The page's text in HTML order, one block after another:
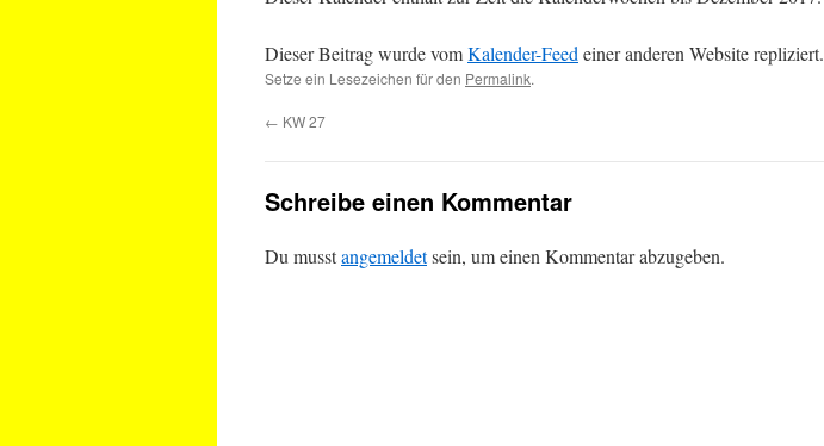
Dieser Beitrag wurde vomKalender-Feed einer anderen Website repliziert.
Setze ein Lesezeichen für den Permalink.
← KW 27
Schreibe einen Kommentar
Du musstangemeldetsein, um einen Kommentar abzugeben.